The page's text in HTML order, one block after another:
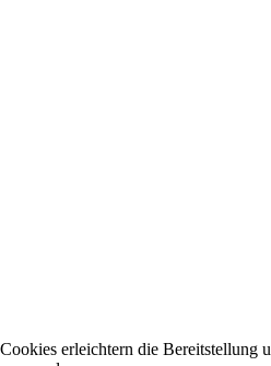
Cookies erleichtern die Bereitstellung